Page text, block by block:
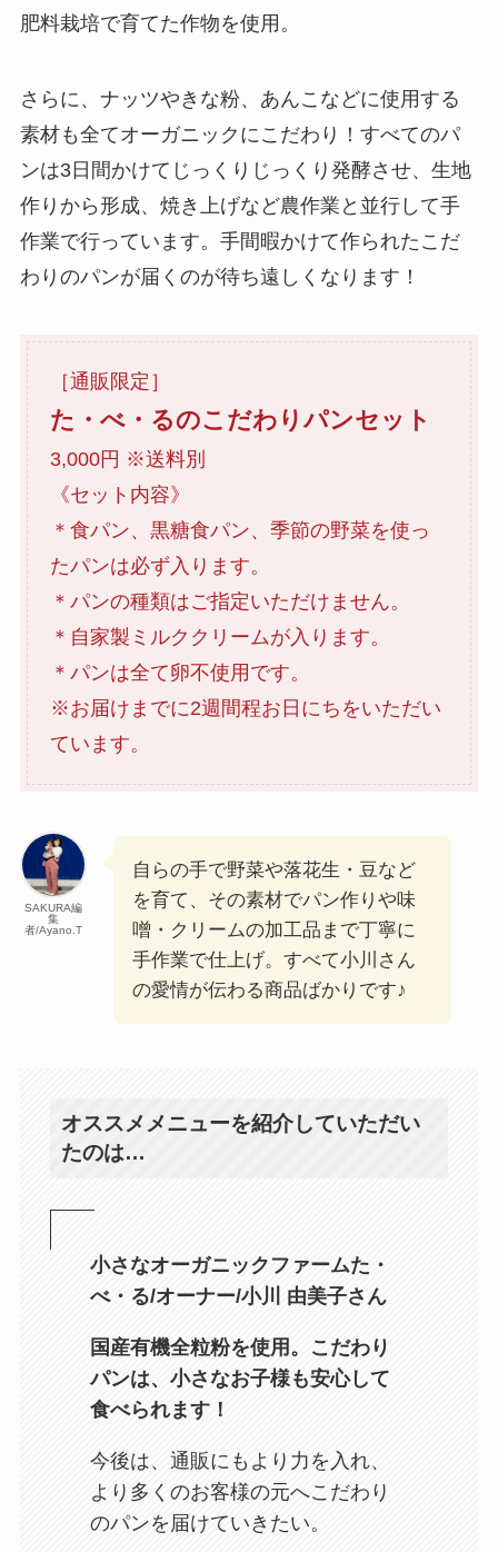
肥料栽培で育てた作物を使用。
さらに、ナッツやきな粉、あんこなどに使用する
素材も全てオーガニックにこだわり！すべてのパ
ンは3日間かけてじっくりじっくり発酵させ、生地
作りから形成、焼き上げなど農作業と並行して手
作業で行っています。手間暇かけて作られたこだ
わりのパンが届くのが待ち遠しくなります！
［通販限定］
た・べ・るのこだわりパンセット
3,000円 ※送料別
《セット内容》
＊食パン、黒糖食パン、季節の野菜を使っ
たパンは必ず入ります。
＊パンの種類はご指定いただけません。
＊自家製ミルククリームが入ります。
＊パンは全て卵不使用です。
※お届けまでに2週間程お日にちをいただい
ています。
SAKURA編
集
者/Ayano.T
自らの手で野菜や落花生・豆など
を育て、その素材でパン作りや味
噌・クリームの加工品まで丁寧に
手作業で仕上げ。すべて小川さん
の愛情が伝わる商品ばかりです♪
オススメメニューを紹介していただい
たのは…
小さなオーガニックファームた・
べ・る/オーナー/小川 由美子さん
国産有機全粒粉を使用。こだわり
パンは、小さなお子様も安心して
食べられます！
今後は、通販にもより力を入れ、
より多くのお客様の元へこだわり
のパンを届けていきたい。